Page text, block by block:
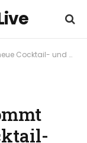
bis spät in die Nacht nach London